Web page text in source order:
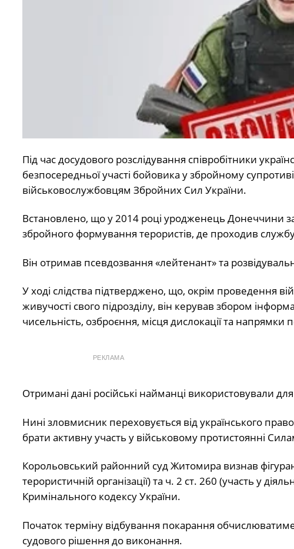
Під час досудового розслідування співробітники
безпосередньої участі бойовика у збройному
військовослужбовцям Збройних Сил України.
Встановлено, що у 2014 році уродженець Донеччини
збройного формування терористів, де проходив
Він отримав псевдозвання «лейтенант» та
У ході слідства підтверджено, що, окрім проведення
живучості свого підрозділу, він керував збором
чисельність, озброєння, місця дислокації та напрямки
РЕКЛАМА
Отримані дані російські найманці використовували
Нині зловмисник переховується від українського
брати активну участь у військовому протистоянні
Корольовський районний суд Житомира визнав
терористичній організації) та ч. 2 ст. 260 (участь у
Кримінального кодексу України.
Початок терміну відбування покарання
судового рішення до виконання.